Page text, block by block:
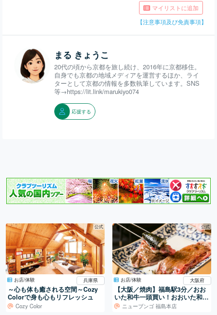
マイリストに追加
【注意事項及び免責事項】
まる きょうこ
20代の頃から京都を旅し続け、2016年に京都移住。
自身でも京都の地域メディアを運営するほか、ライ
ターとして京都の情報を多数執筆しています。SNS
等→https://lit.link/marukiyo074
応援する
公式
お店/体験 兵庫県
～心も体も癒される空間～Cozy
Colorで身も心もリフレッシュ
Cozy Color
公式
お店/体験 大阪府
【大阪／焼肉】福島駅3分／おお
いた和牛一頭買い！おおいた和牛
専門焼肉店。
ニューブンゴ 福島本店